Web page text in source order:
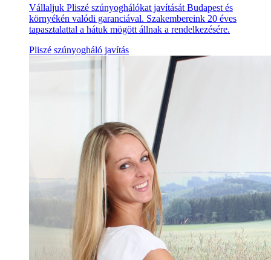
Vállaljuk Pliszé szúnyoghálókat javítását Budapest és
környékén valódi garanciával. Szakembereink 20 éves
tapasztalattal a hátuk mögött állnak a rendelkezésére.
Pliszé szúnyogháló javítás